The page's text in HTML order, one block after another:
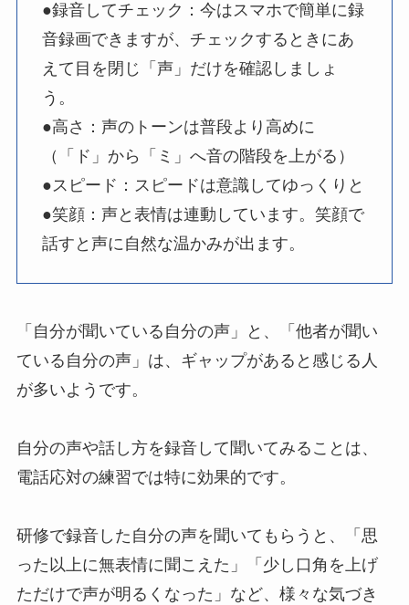
●録音してチェック：今はスマホで簡単に録
音録画できますが、チェックするときにあ
えて目を閉じ「声」だけを確認しましょ
う。
●高さ：声のトーンは普段より高めに
（「ド」から「ミ」へ音の階段を上がる）
●スピード：スピードは意識してゆっくりと
●笑顔：声と表情は連動しています。笑顔で
話すと声に自然な温かみが出ます。
「自分が聞いている自分の声」と、「他者が聞い
ている自分の声」は、ギャップがあると感じる人
が多いようです。
自分の声や話し方を録音して聞いてみることは、
電話応対の練習では特に効果的です。
研修で録音した自分の声を聞いてもらうと、「思
った以上に無表情に聞こえた」「少し口角を上げ
ただけで声が明るくなった」など、様々な気づき